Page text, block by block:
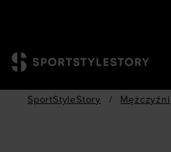
SportStyleStory / Mężczyźni